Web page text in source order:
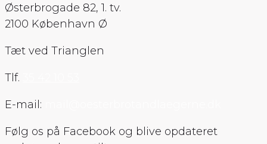
Østerbrogade 82, 1. tv.
2100 København Ø
Tæt ved Trianglen
Tlf.
E-mail:
Følg os på Facebook og blive opdateret